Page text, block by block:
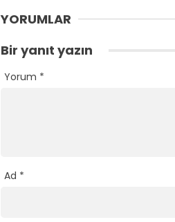
YORUMLAR
Bir yanıt yazın
Yorum *
Ad *